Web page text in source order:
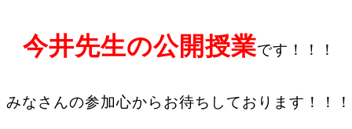
今井先生の公開授業です！！！
みなさんの参加心からお待ちしております！！！